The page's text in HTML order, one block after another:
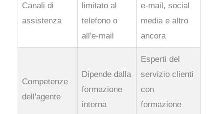
Canali di
assistenza
limitato al
telefono o
all'e-mail
e-mail, social
media e altro
ancora
Competenze
dell'agente
Dipende dalla
formazione
interna
Esperti del
servizio clienti
con
formazione